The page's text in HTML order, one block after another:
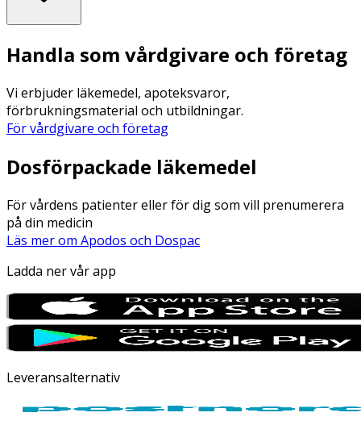
Handla som vårdgivare och företag
Vi erbjuder läkemedel, apoteksvaror,
förbrukningsmaterial och utbildningar.
För vårdgivare och företag
Dosförpackade läkemedel
För vårdens patienter eller för dig som vill prenumerera
på din medicin
Läs mer om Apodos och Dospac
Ladda ner vår app
Leveransalternativ